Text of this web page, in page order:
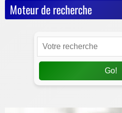
Moteur de recherche
Go!